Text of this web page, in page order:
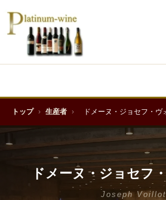
トップ › 生産者 › ドメーヌ・ジョセフ・ヴ
ドメーヌ・ジョセフ
Joseph Voillot